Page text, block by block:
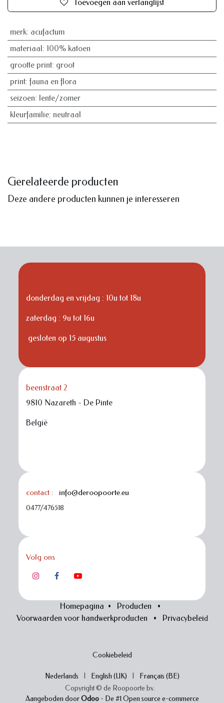
Toevoegen aan verlanglijst
merk: acufactum
materiaal : 100% katoen
grootte print: groot
print: fauna en flora
seizoen: lente/zomer
kleurfamilie: neutraal
Gerelateerde producten
Deze andere producten kunnen je interesseren
donderdag en vrijdag : 10u tot 18u
zaterdag : 9u tot 16u
gesloten op 15 augustus
beenstraat 2
9810 Nazareth - De Pinte
België
contact : info@deroopoorte.eu
0477/476518
Volg ons
Homepagina • Producten
•
Voorwaarden voor handwerkproducten
• Privacybeleid
Cookiebeleid
Copyright © de Roopoorte bv.
Nederlands English (UK) Français (BE)
Aangeboden doorOdoo - De #1Open source e-commerce